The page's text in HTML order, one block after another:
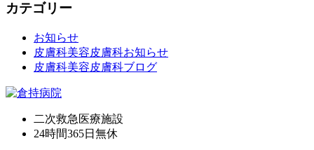
カテゴリー
お知らせ
皮膚科美容皮膚科お知らせ
皮膚科美容皮膚科ブログ
二次救急医療施設
24時間365日 無休